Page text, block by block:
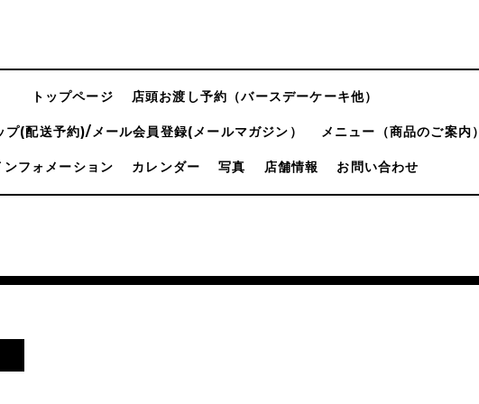
トップページ 店頭お渡し予約（バースデーケーキ他）
プ(配送予約)/メール会員登録(メールマガジン） メニュー（商品のご案内）
ンフォメーション カレンダー 写真 店舗情報 お問い合わせ